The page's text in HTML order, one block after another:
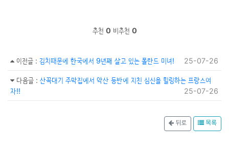
추천 0 비추천 0
이전글 : 김치때문에 한국에서 9년째 살고 있는 폴란드 미녀! 25-07-26
다음글 : 산꼭대기 주막집에서 악산 등반에 지친 심신을 힐링하는 프랑스여
자!!
25-07-26
뒤로 목록